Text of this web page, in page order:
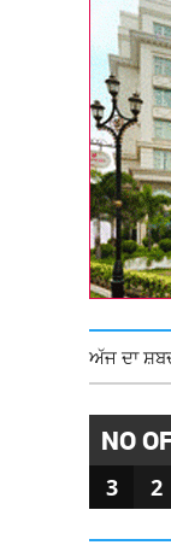
ਅੱਜ ਦਾ
NO
3 2